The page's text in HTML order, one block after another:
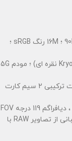
6.49 اینچ IPS LCD ؛ FHD + 1080 x 2400 px ، نسبت ابعاد 20: 9 ؛ 405 ppi ؛ سرعت تازه سازی 90Hz ؛ 16M رنگ sRGB ؛
Qualcomm SM6350 Snapdragon 690؛ هشت هسته ای (2×2.0 گیگاهرتز Kryo 560 طلایی و 6×1.7 گیگاهرتز Kryo 560 نقره ای) ؛ مودم 5G
6 گیگابایت RAM LPDDR4x RAM + 128 گیگابایت UFS 2.1 (قابل ارتقا تا 512 گیگابایت از طریق کارت microSD یا اسلات ترکیبی 2 سیم کارت
، دیافراگم 119 درجه FOV
دیافراگم f / 2.4 ، 1.75 میکرومتر پیکسل ؛ فلش LED پشتیبانی از تصاویر RAW با